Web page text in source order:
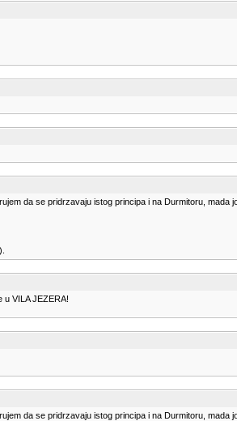
da se pridrzavaju istog principa i na Durmitoru,
u VILA JEZERA!
da se pridrzavaju istog principa i na Durmitoru,